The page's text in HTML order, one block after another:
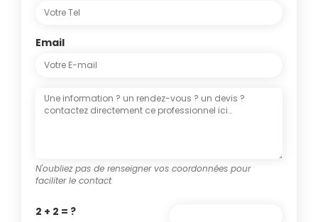
Email
N'oubliez pas de renseigner vos coordonnées pour
faciliter le contact
2 + 2 = ?